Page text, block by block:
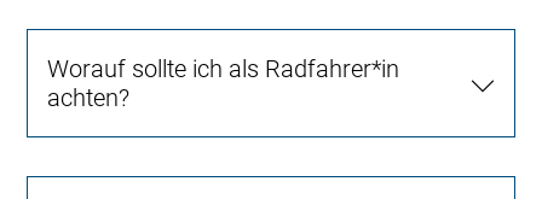
Worauf sollte ich als Radfahrer*in
achten?